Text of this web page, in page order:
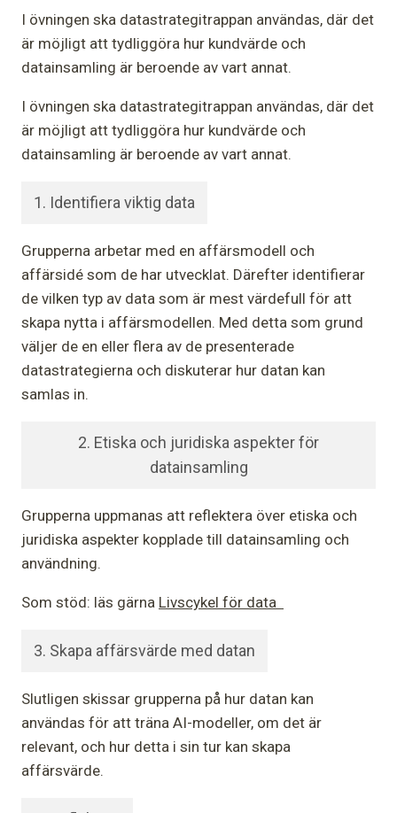
I övningen ska datastrategitrappan användas, där det
är möjligt att tydliggöra hur kundvärde och
datainsamling är beroende av vart annat.
I övningen ska datastrategitrappan användas, där det
är möjligt att tydliggöra hur kundvärde och
datainsamling är beroende av vart annat.
1. Identifiera viktig data
Grupperna arbetar med en affärsmodell och
affärsidé som de har utvecklat. Därefter identifierar
de vilken typ av data som är mest värdefull för att
skapa nytta i affärsmodellen. Med detta som grund
väljer de en eller flera av de presenterade
datastrategierna och diskuterar hur datan kan
samlas in.
2. Etiska och juridiska aspekter för
datainsamling
Grupperna uppmanas att reflektera över etiska och
juridiska aspekter kopplade till datainsamling och
användning.
Som stöd: läs gärna Livscykel för data
3. Skapa affärsvärde med datan
Slutligen skissar grupperna på hur datan kan
användas för att träna AI-modeller, om det är
relevant, och hur detta i sin tur kan skapa
affärsvärde.